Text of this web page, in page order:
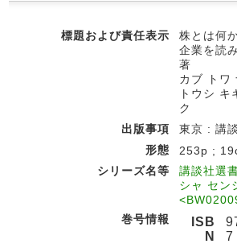
標題および責任表示
株とは何
企業を読
著
カブ トワ
トウシ キ
ク
出版事項
東京 : 講
形態
253p ;
シリーズ名等
講談社選
シャ セン
巻号情報
ISB
N
7